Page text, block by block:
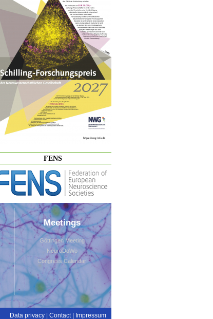
FENS
Meetings
Göttingen Meeting
NeuroDoWo
Congress Calendar
Data privacy |Contact | Impressum